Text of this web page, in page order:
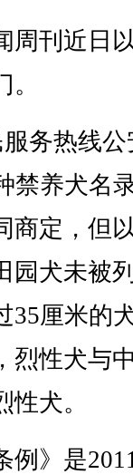
刊近日
务热线公
禁养犬名
商定，但
园犬未被
35厘米的
烈性犬与
犬。
》是